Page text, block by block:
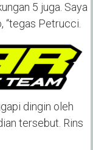
5 juga. Saya
“tegas Petrucci.
dingin oleh
tersebut. Rins